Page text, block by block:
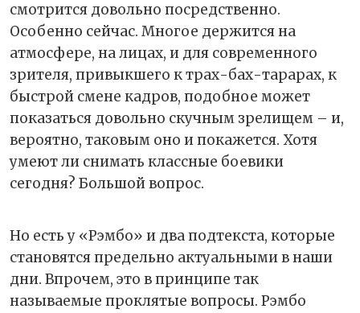
смотрится довольно посредственно.
Особенно сейчас. Многое держится на
атмосфере, на лицах, и для современного
зрителя, привыкшего к трах-бах-тарарах, к
быстрой смене кадров, подобное может
показаться довольно скучным зрелищем – и,
вероятно, таковым оно и покажется. Хотя
умеют ли снимать классные боевики
сегодня? Большой вопрос.
Но есть у «Рэмбо» и два подтекста, которые
становятся предельно актуальными в наши
дни. Впрочем, это в принципе так
называемые проклятые вопросы. Рэмбо